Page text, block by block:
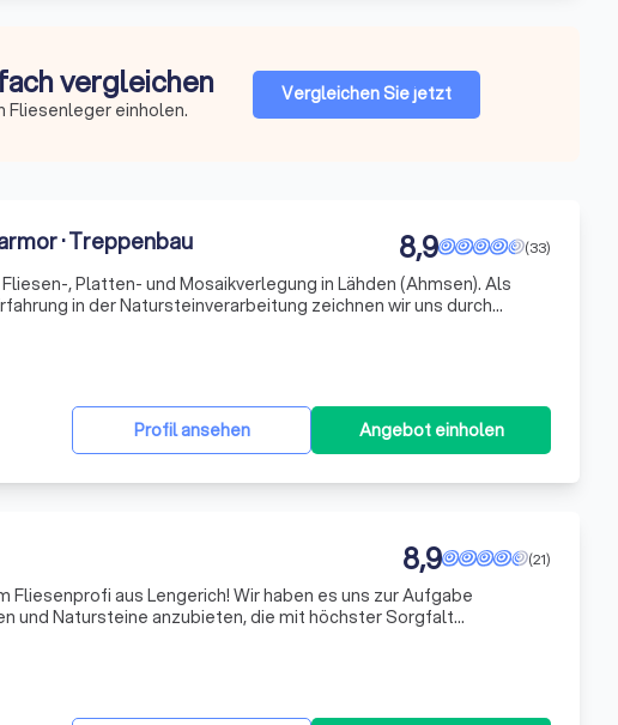
vergleichen
einholen.
Vergleichen Sie jetzt
· Treppenbau (33)
8,9
, Platten- und Mosaikverlegung in Lähden (Ahmsen). Als
in der Natursteinverarbeitung zeichnen wir uns durch
Profil ansehen Angebot einholen
(21)
8,9
Fliesenprofi aus Lengerich! Wir haben es uns zur Aufgabe
und Natursteine anzubieten, die mit höchster Sorgfalt